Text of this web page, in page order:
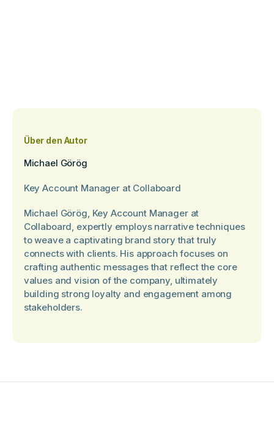
Über den Autor
Michael Görög
Key Account Manager at Collaboard
Michael Görög, Key Account Manager at
Collaboard, expertly employs narrative techniques
to weave a captivating brand story that truly
connects with clients. His approach focuses on
crafting authentic messages that reflect the core
values and vision of the company, ultimately
building strong loyalty and engagement among
stakeholders.